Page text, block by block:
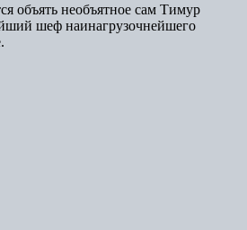
объять необъятное сам Тимур
шеф наинагрузочнейшего